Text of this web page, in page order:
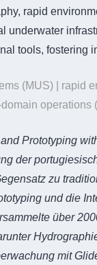
rapid
underwater
tools, fostering
(MUS) | rapid
operations
Prototyping
der
zu
und die
über
mit